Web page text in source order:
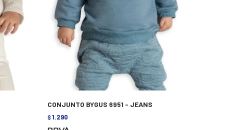
CONJUNTO BYGUS 6951 - JEANS
$ 1.290